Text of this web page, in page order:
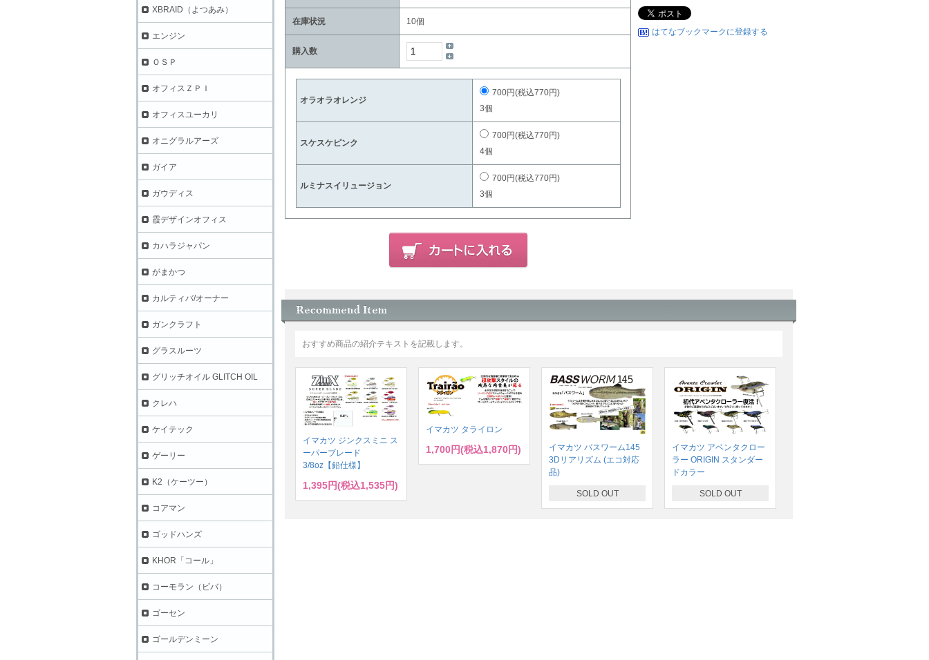
在庫状況 10個
購入数
オラオラオレンジ
700円(税込770円)
3個
スケスケピンク
700円(税込770円)
4個
ルミナスイリュージョン
700円(税込770円)
3個
はてなブックマークに登録する
おすすめ商品の紹介テキストを記載します。
イマカツ ジンクスミニ ス
ーパーブレード
3/8oz【鉛仕様】
1,395円(税込1,535円)
イマカツ タライロン
1,700円(税込1,870円)
イマカツ バスワーム145
3Dリアリズム (エコ対応
品)
SOLD OUT
イマカツ アベンタクロー
ラー ORIGIN スタンダー
ドカラー
SOLD OUT
XBRAID（よつあみ）
エンジン
ＯＳＰ
オフィスＺＰＩ
オフィスユーカリ
オニグラルアーズ
ガイア
ガウディス
霞デザインオフィス
カハラジャパン
がまかつ
カルティバ/オーナー
ガンクラフト
グラスルーツ
グリッチオイル GLITCH OIL
クレハ
ケイテック
ゲーリー
K2（ケーツー）
コアマン
ゴッドハンズ
KHOR「コール」
コーモラン（ビバ）
ゴーセン
ゴールデンミーン